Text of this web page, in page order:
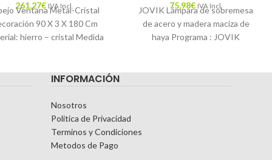
261,27€ IVA Incl.
Ventana Metal-Cristal
90 X 3 X 180 Cm
hierro – cristal Medida
75,98€ IVA Incl.
JOVIK Lámpara de sobremesa
de acero y madera maciza de
haya Programa : JOVIK
INFORMACIÓN
Nosotros
Politica de Privacidad
Terminos y Condiciones
Metodos de Pago